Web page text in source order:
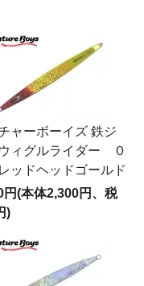
ャーボーイズ 鉄ジ
ィグルライダー ０
ッドヘッドゴールド
円(本体2,300円、税
)